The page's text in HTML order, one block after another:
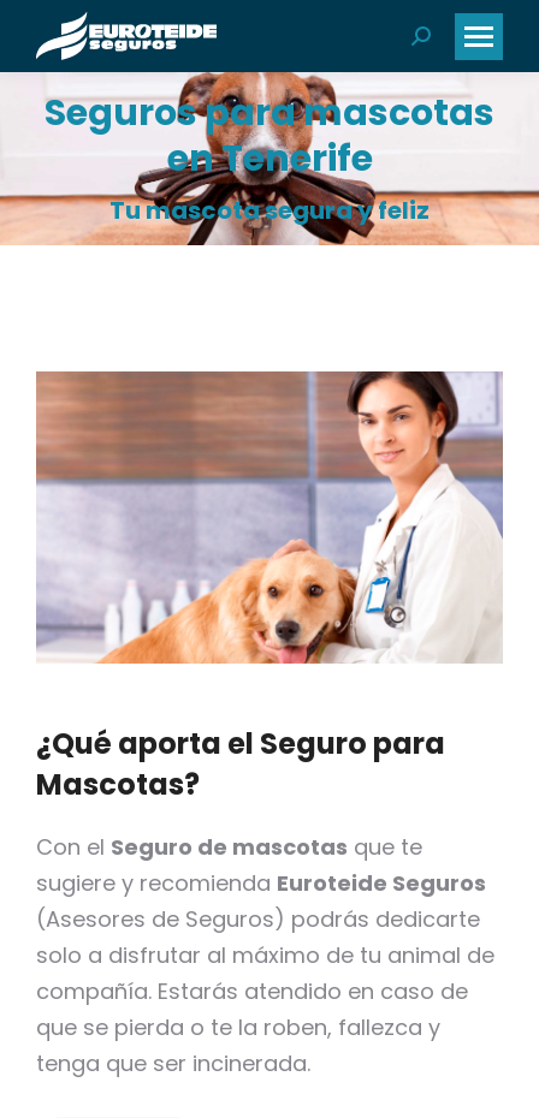
Buscar:
Seguros para mascotas
en Tenerife
Tu mascota segura y feliz
¿Qué aporta el Seguro para
Mascotas?
Con el Seguro de mascotas que te
sugiere y recomienda Euroteide Seguros
(Asesores de Seguros) podrás dedicarte
solo a disfrutar al máximo de tu animal de
compañía. Estarás atendido en caso de
que se pierda o te la roben, fallezca y
tenga que ser incinerada.